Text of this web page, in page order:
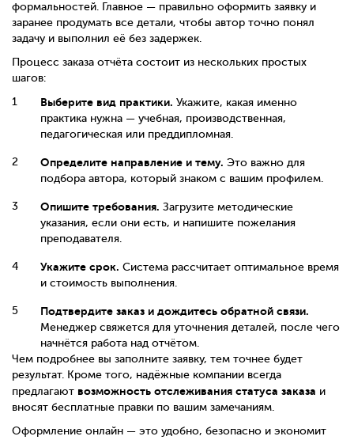
формальностей. Главное — правильно оформить заявку и
заранее продумать все детали, чтобы автор точно понял
задачу и выполнил её без задержек.
Процесс заказа отчёта состоит из нескольких простых
шагов:
Выберите вид практики. Укажите, какая именно
практика нужна — учебная, производственная,
педагогическая или преддипломная.
Определите направление и тему. Это важно для
подбора автора, который знаком с вашим профилем.
Опишите требования. Загрузите методические
указания, если они есть, и напишите пожелания
преподавателя.
Укажите срок. Система рассчитает оптимальное время
и стоимость выполнения.
Подтвердите заказ и дождитесь обратной связи.
Менеджер свяжется для уточнения деталей, после чего
начнётся работа над отчётом.
Чем подробнее вы заполните заявку, тем точнее будет
результат. Кроме того, надёжные компании всегда
предлагают возможность отслеживания статуса заказа и
вносят бесплатные правки по вашим замечаниям.
Оформление онлайн — это удобно, безопасно и экономит